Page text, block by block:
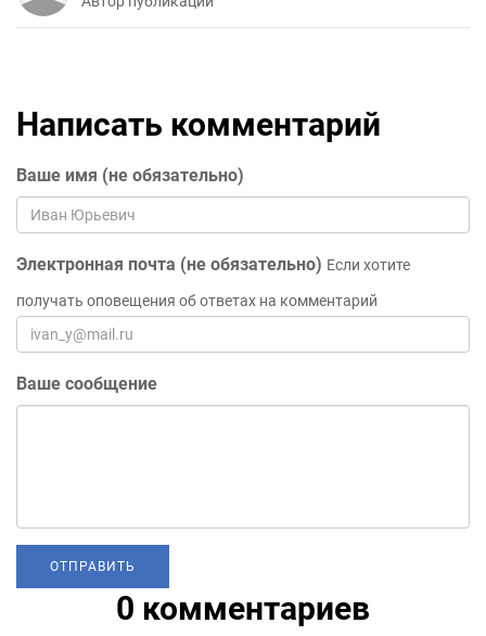
Написать комментарий
Ваше имя (не обязательно)
Электронная почта (не обязательно) Если хотите
получать оповещения об ответах на комментарий
Ваше сообщение
0 комментариев